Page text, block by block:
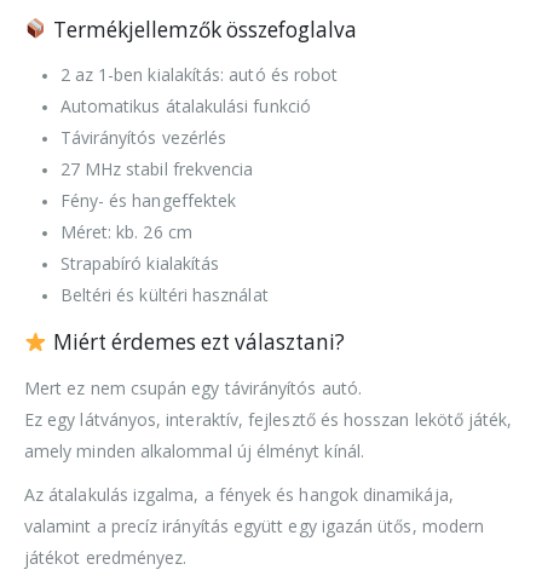
Termékjellemzők összefoglalva
2 az 1-ben kialakítás: autó és robot
Automatikus átalakulási funkció
Távirányítós vezérlés
27 MHz stabil frekvencia
Fény- és hangeffektek
Méret: kb. 26 cm
Strapabíró kialakítás
Beltéri és kültéri használat
Miért érdemes ezt választani?
Mert ez nem csupán egy távirányítós autó.
Ez egy látványos, interaktív, fejlesztő és hosszan lekötő játék,
amely minden alkalommal új élményt kínál.
Az átalakulás izgalma, a fények és hangok dinamikája,
valamint a precíz irányítás együtt egy igazán ütős, modern
játékot eredményez.